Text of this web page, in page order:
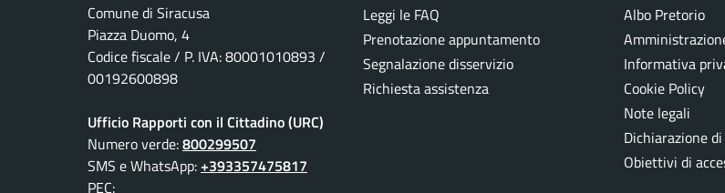
Comune di Siracusa
Piazza Duomo, 4
Codice fiscale / P. IVA: 80001010893 /
00192600898
Ufficio Rapporti con il Cittadino (URC)
Numero verde:800299507
SMS e WhatsApp:+393357475817
PEC:
Leggi le FAQ
Prenotazione appuntamento
Segnalazione disservizio
Richiesta assistenza
Albo Pretorio
Informativa
Cookie Policy
Note legali
Dichiarazione
Obiettivi di